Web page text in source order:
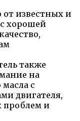
известных и
хорошей
также
на
с
двигателя,
проблем и